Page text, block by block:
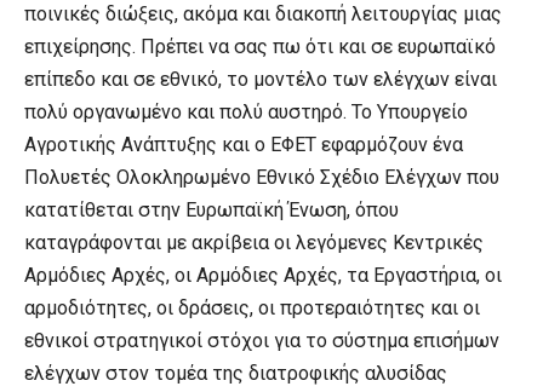
ποινικές διώξεις, ακόμα και διακοπή λειτουργίας μιας
επιχείρησης. Πρέπει να σας πω ότι και σε ευρωπαϊκό
επίπεδο και σε εθνικό, το μοντέλο των ελέγχων είναι
πολύ οργανωμένο και πολύ αυστηρό. Το Υπουργείο
Αγροτικής Ανάπτυξης και ο ΕΦΕΤ εφαρμόζουν ένα
Πολυετές Ολοκληρωμένο Εθνικό Σχέδιο Ελέγχων που
κατατίθεται στην Ευρωπαϊκή Ένωση, όπου
καταγράφονται με ακρίβεια οι λεγόμενες Κεντρικές
Αρμόδιες Αρχές, οι Αρμόδιες Αρχές, τα Εργαστήρια, οι
αρμοδιότητες, οι δράσεις, οι προτεραιότητες και οι
εθνικοί στρατηγικοί στόχοι για το σύστημα επισήμων
ελέγχων στον τομέα της διατροφικής αλυσίδας